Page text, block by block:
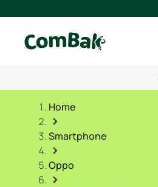
Home
Smartphone
Oppo